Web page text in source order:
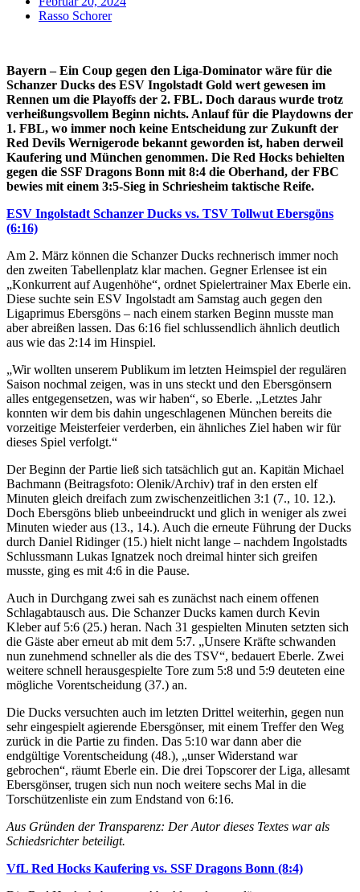
Rasso Schorer
Bayern – Ein Coup gegen den Liga-Dominator wäre für die
Schanzer Ducks des ESV Ingolstadt Gold wert gewesen im
Rennen um die Playoffs der 2. FBL. Doch daraus wurde trotz
verheißungsvollem Beginn nichts. Anlauf für die Playdowns der
1. FBL, wo immer noch keine Entscheidung zur Zukunft der
Red Devils Wernigerode bekannt geworden ist, haben derweil
Kaufering und München genommen. Die Red Hocks behielten
gegen die SSF Dragons Bonn mit 8:4 die Oberhand, der FBC
bewies mit einem 3:5-Sieg in Schriesheim taktische Reife.
ESV Ingolstadt Schanzer Ducks vs. TSV Tollwut Ebersgöns
(6:16)
Am 2. März können die Schanzer Ducks rechnerisch immer noch
den zweiten Tabellenplatz klar machen. Gegner Erlensee ist ein
„Konkurrent auf Augenhöhe“, ordnet Spielertrainer Max Eberle ein.
Diese suchte sein ESV Ingolstadt am Samstag auch gegen den
Ligaprimus Ebersgöns – nach einem starken Beginn musste man
aber abreißen lassen. Das 6:16 fiel schlussendlich ähnlich deutlich
aus wie das 2:14 im Hinspiel.
„Wir wollten unserem Publikum im letzten Heimspiel der regulären
Saison nochmal zeigen, was in uns steckt und den Ebersgönsern
alles entgegensetzen, was wir haben“, so Eberle. „Letztes Jahr
konnten wir dem bis dahin ungeschlagenen München bereits die
vorzeitige Meisterfeier verderben, ein ähnliches Ziel haben wir für
dieses Spiel verfolgt.“
Der Beginn der Partie ließ sich tatsächlich gut an. Kapitän Michael
Bachmann (Beitragsfoto: Olenik/Archiv) traf in den ersten elf
Minuten gleich dreifach zum zwischenzeitlichen 3:1 (7., 10. 12.).
Doch Ebersgöns blieb unbeeindruckt und glich in weniger als zwei
Minuten wieder aus (13., 14.). Auch die erneute Führung der Ducks
durch Daniel Ridinger (15.) hielt nicht lange – nachdem Ingolstadts
Schlussmann Lukas Ignatzek noch dreimal hinter sich greifen
musste, ging es mit 4:6 in die Pause.
Auch in Durchgang zwei sah es zunächst nach einem offenen
Schlagabtausch aus. Die Schanzer Ducks kamen durch Kevin
Kleber auf 5:6 (25.) heran. Nach 31 gespielten Minuten setzten sich
die Gäste aber erneut ab mit dem 5:7. „Unsere Kräfte schwanden
nun zunehmend schneller als die des TSV“, bedauert Eberle. Zwei
weitere schnell herausgespielte Tore zum 5:8 und 5:9 deuteten eine
mögliche Vorentscheidung (37.) an.
Die Ducks versuchten auch im letzten Drittel weiterhin, gegen nun
sehr eingespielt agierende Ebersgönser, mit einem Treffer den Weg
zurück in die Partie zu finden. Das 5:10 war dann aber die
endgültige Vorentscheidung (48.), „unser Widerstand war
gebrochen“, räumt Eberle ein. Die drei Topscorer der Liga, allesamt
Ebersgönser, trugen sich nun noch weitere sechs Mal in die
Torschützenliste ein zum Endstand von 6:16.
Aus Gründen der Transparenz: Der Autor dieses Textes war als
Schiedsrichter beteiligt.
VfL Red Hocks Kaufering vs. SSF Dragons Bonn (8:4)